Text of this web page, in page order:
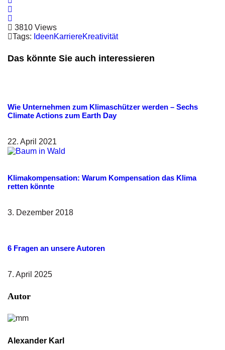
3810 Views
Tags: IdeenKarriereKreativität
Das könnte Sie auch interessieren
Wie Unternehmen zum Klimaschützer werden – Sechs
Climate Actions zum Earth Day
22. April 2021
Klimakompensation: Warum Kompensation das Klima
retten könnte
3. Dezember 2018
6 Fragen an unsere Autoren
7. April 2025
Autor
Alexander Karl